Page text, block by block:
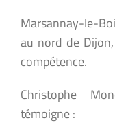
Marsannay-le-
au nord de
compétence.
Christophe
témoigne :